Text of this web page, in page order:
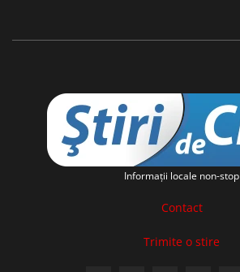
Informaţii locale non-stop
Contact
Trimite o stire